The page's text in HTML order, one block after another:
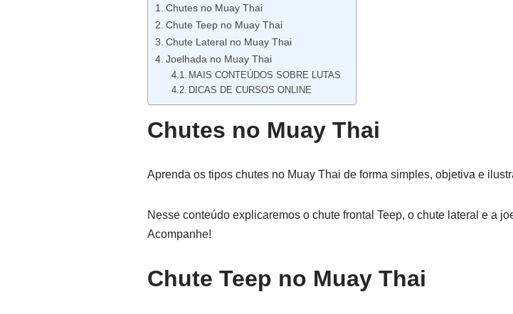
Chutes no Muay Thai
Chute Teep no Muay Thai
Chute Lateral no Muay Thai
Joelhada no Muay Thai
MAIS CONTEÚDOS SOBRE LUTAS
DICAS DE CURSOS ONLINE
Chutes no Muay Thai
Aprenda os tipos chutes no Muay Thai de forma simples, objetiva e
Nesse conteúdo explicaremos o chute frontal Teep, o chute lateral e a
Acompanhe!
Chute Teep no Muay Thai